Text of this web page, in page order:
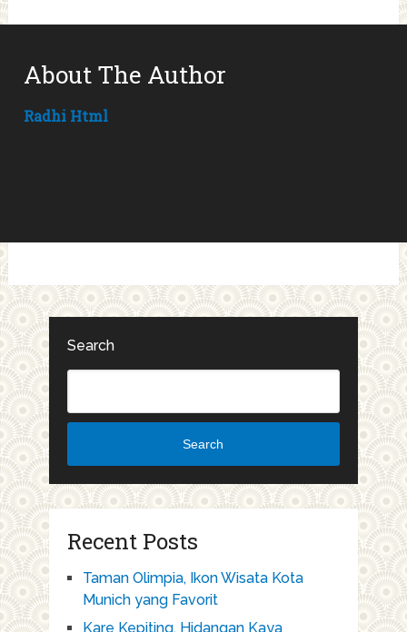
About The Author
Radhi Html
Search
Search
Recent Posts
Taman Olimpia, Ikon Wisata Kota
Munich yang Favorit
Kare Kepiting, Hidangan Kaya